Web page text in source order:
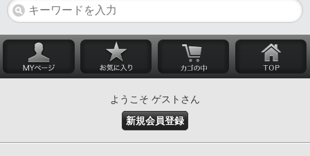
ようこそ ゲストさん
新規会員登録